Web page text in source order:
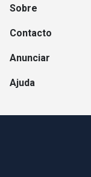
Sobre
Contacto
Anunciar
Ajuda